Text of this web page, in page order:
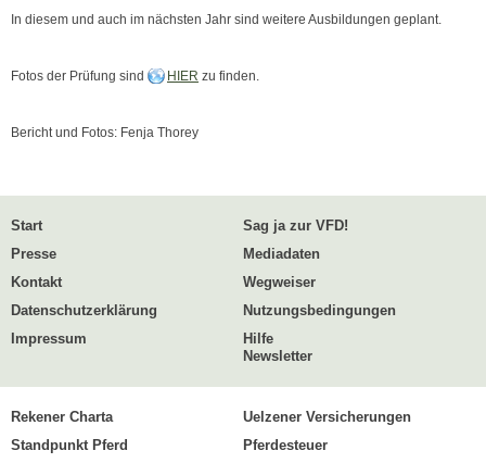
In diesem und auch im nächsten Jahr sind weitere Ausbildungen geplant.
Fotos der Prüfung sind HIER zu finden.
Bericht und Fotos: Fenja Thorey
Start
Sag ja zur VFD!
Presse
Mediadaten
Kontakt
Wegweiser
Datenschutzerklärung
Nutzungsbedingungen
Impressum
Hilfe
Newsletter
Rekener Charta
Uelzener Versicherungen
Standpunkt Pferd
Pferdesteuer